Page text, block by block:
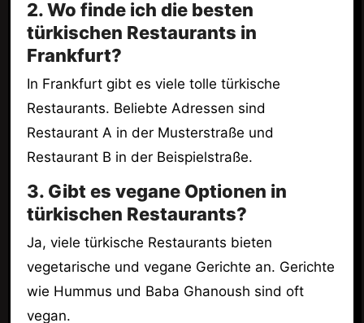
2. Wo finde ich die besten
türkischen Restaurants in
Frankfurt?
In Frankfurt gibt es viele tolle türkische
Restaurants. Beliebte Adressen sind
Restaurant A in der Musterstraße und
Restaurant B in der Beispielstraße.
3. Gibt es vegane Optionen in
türkischen Restaurants?
Ja, viele türkische Restaurants bieten
vegetarische und vegane Gerichte an. Gerichte
wie Hummus und Baba Ghanoush sind oft
vegan.